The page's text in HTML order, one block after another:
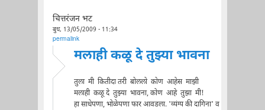
चित्तरंजन भट
बुध, 13/05/2009 - 11:34
permalink
मलाही कळू दे तुझ्या भावना
तुला मी कितीदा तरी बोललो कोण आहेस माझी
मलाही कळू दे तुझ्या भावना, कोण आहे तुझा मी!
हा साधेपणा, भोळेपणा फार आवडला. 'व्यंग्य की दागिना' व